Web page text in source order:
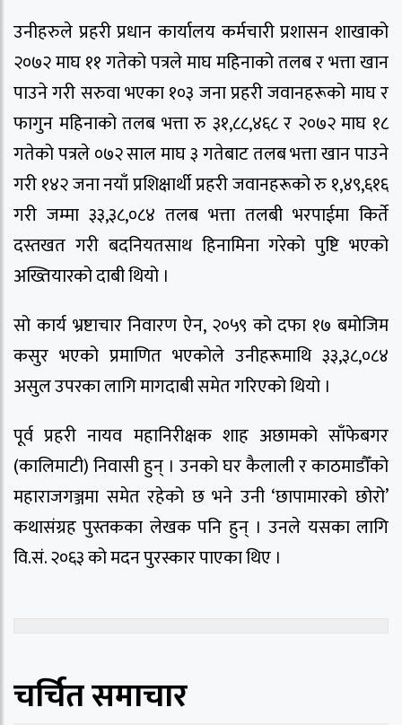
उनीहरुले प्रहरी प्रधान कार्यालय कर्मचारी प्रशासन शाखाको
२०७२ माघ ११ गतेको पत्रले माघ महिनाको तलब र भत्ता खान
पाउने गरी सरुवा भएका १०३ जना प्रहरी जवानहरूको माघ र
फागुन महिनाको तलब भत्ता रु ३१,८८,४६८ र २०७२ माघ १८
गतेको पत्रले ०७२ साल माघ ३ गतेबाट तलब भत्ता खान पाउने
गरी १४२ जना नयाँ प्रशिक्षार्थी प्रहरी जवानहरूको रु १,४९,६१६
गरी जम्मा ३३,३८,०८४ तलब भत्ता तलबी भरपाईमा किर्ते
दस्तखत गरी बदनियतसाथ हिनामिना गरेको पुष्टि भएको
अख्तियारको दाबी थियो ।
सो कार्य भ्रष्टाचार निवारण ऐन, २०५९ को दफा १७ बमोजिम
कसुर भएको प्रमाणित भएकोले उनीहरूमाथि ३३,३८,०८४
असुल उपरका लागि मागदाबी समेत गरिएको थियो ।
पूर्व प्रहरी नायव महानिरीक्षक शाह अछामको साँफेबगर
(कालिमाटी) निवासी हुन् । उनको घर कैलाली र काठमाडौँको
महाराजगञ्जमा समेत रहेको छ भने उनी ‘छापामारको छोरो’
कथासंग्रह पुस्तकका लेखक पनि हुन् । उनले यसका लागि
वि.सं. २०६३ को मदन पुरस्कार पाएका थिए ।
चर्चित समाचार